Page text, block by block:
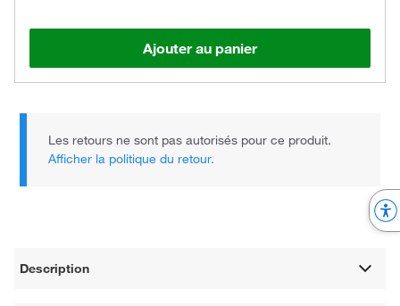
Ajouter au panier
Les retours ne sont pas autorisés pour ce produit.
Afficher la politique du retour.
Description